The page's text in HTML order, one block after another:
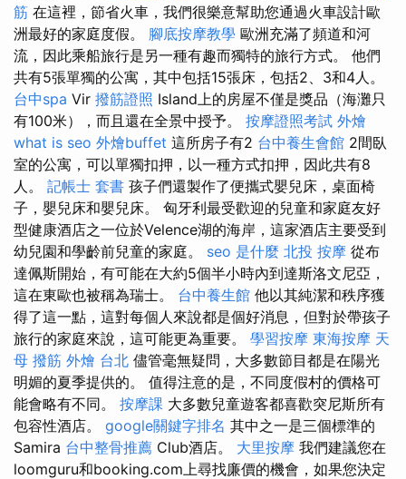
筋 在這裡，節省火車，我們很樂意幫助您通過火車設計歐
洲最好的家庭度假。 腳底按摩教學 歐洲充滿了頻道和河
流，因此乘船旅行是另一種有趣而獨特的旅行方式。 他們
共有5張單獨的公寓，其中包括15張床，包括2、3和4人。
台中spa Vir 撥筋證照 Island上的房屋不僅是獎品（海灘只
有100米），而且還在全景中授予。 按摩證照考試 外燴
what is seo 外燴buffet 這所房子有2 台中養生會館 2間臥
室的公寓，可以單獨扣押，以一種方式扣押，因此共有8
人。 記帳士 套書 孩子們還製作了便攜式嬰兒床，桌面椅
子，嬰兒床和嬰兒床。 匈牙利最受歡迎的兒童和家庭友好
型健康酒店之一位於Velence湖的海岸，這家酒店主要受到
幼兒園和學齡前兒童的家庭。 seo 是什麼 北投 按摩 從布
達佩斯開始，有可能在大約5個半小時內到達斯洛文尼亞，
這在東歐也被稱為瑞士。 台中養生館 他以其純潔和秩序獲
得了這一點，這對每個人來說都是個好消息，但對於帶孩子
旅行的家庭來說，這可能更為重要。 學習按摩 東海按摩 天
母 撥筋 外燴 台北 儘管毫無疑問，大多數節目都是在陽光
明媚的夏季提供的。 值得注意的是，不同度假村的價格可
能會略有不同。 按摩課 大多數兒童遊客都喜歡突尼斯所有
包容性酒店。 google關鍵字排名 其中之一是三個標準的
Samira 台中整骨推薦 Club酒店。 大里按摩 我們建議您在
loomguru和booking.com上尋找廉價的機會，如果您決定